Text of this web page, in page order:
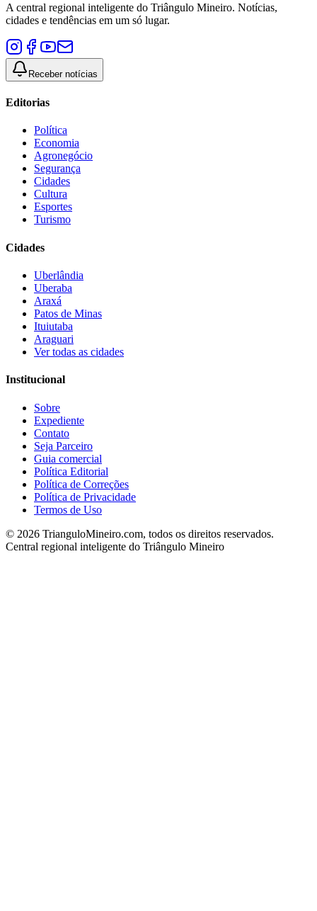
A central regional inteligente do Triângulo Mineiro. Notícias,
cidades e tendências em um só lugar.
Receber notícias
Editorias
Política
Economia
Agronegócio
Segurança
Cidades
Cultura
Esportes
Turismo
Cidades
Uberlândia
Uberaba
Araxá
Patos de Minas
Ituiutaba
Araguari
Ver todas as cidades
Institucional
Sobre
Expediente
Contato
Seja Parceiro
Guia comercial
Política Editorial
Política de Correções
Política de Privacidade
Termos de Uso
© 2026 TrianguloMineiro.com, todos os direitos reservados.
Central regional inteligente do Triângulo Mineiro